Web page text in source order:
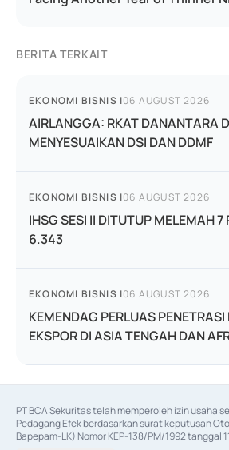
BERITA TERKAIT
EKONOMI BISNIS |06 AUGUST 2026
AIRLANGGA: RKAT DANANTARA
MENYESUAIKAN DSI DAN DDMF
EKONOMI BISNIS |06 AUGUST 2026
IHSG SESI II DITUTUP MELEMAH 7
6.343
EKONOMI BISNIS |06 AUGUST 2026
KEMENDAG PERLUAS PENETRASI
EKSPOR DI ASIA TENGAH DAN
PT BCA Sekuritas telah memperoleh izin usaha
Pedagang Efek berdasarkan surat keputusan
Bapepam-LK) Nomor KEP-138/PM/1992 tanggal